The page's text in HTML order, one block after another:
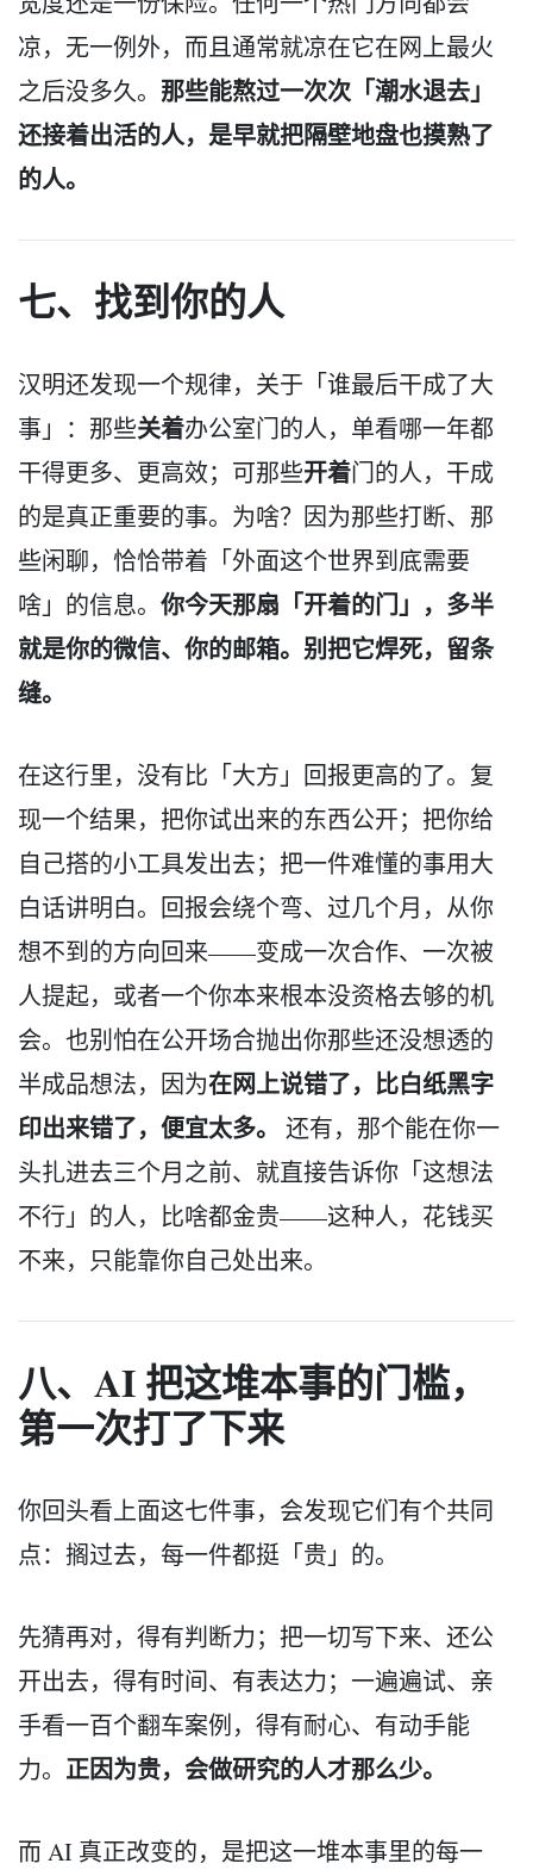
凉，无一例外，而且通常就凉在它在网上最火
之后没多久。 那些能熬过一次次「潮水退去」
还接着出活的人，是早就把隔壁地盘也摸熟了
的人。
七、找到你的人
汉明还发现一个规律，关于「谁最后干成了大
事」：那些关着办公室门的人，单看哪一年都
干得更多、更高效；可那些开着门的人，干成
的是真正重要的事。为啥？因为那些打断、那
些闲聊，恰恰带着「外面这个世界到底需要
啥」的信息。 你今天那扇「开着的门」，多半
就是你的微信、你的邮箱。别把它焊死，留条
缝。
在这行里，没有比「大方」回报更高的了。复
现一个结果，把你试出来的东西公开；把你给
自己搭的小工具发出去；把一件难懂的事用大
白话讲明白。回报会绕个弯、过几个月，从你
想不到的方向回来——变成一次合作、一次被
人提起，或者一个你本来根本没资格去够的机
会。也别怕在公开场合抛出你那些还没想透的
半成品想法，因为在网上说错了，比白纸黑字
印出来错了，便宜太多。
还有，那个能在你一
头扎进去三个月之前、就直接告诉你「这想法
不行」的人，比啥都金贵——这种人，花钱买
不来，只能靠你自己处出来。
八、AI 把这堆本事的门槛，
第一次打了下来
你回头看上面这七件事，会发现它们有个共同
点：搁过去，每一件都挺「贵」的。
先猜再对，得有判断力；把一切写下来、还公
开出去，得有时间、有表达力；一遍遍试、亲
手看一百个翻车案例，得有耐心、有动手能
力。 正因为贵，会做研究的人才那么少。
而 AI 真正改变的，是把这一堆本事里的每一